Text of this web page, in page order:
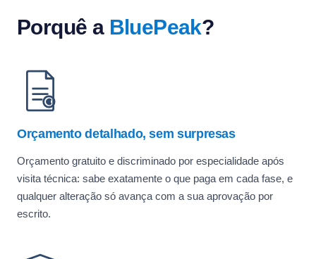
Porquê a BluePeak?
Orçamento detalhado, sem surpresas
Orçamento gratuito e discriminado por especialidade após
visita técnica: sabe exatamente o que paga em cada fase, e
qualquer alteração só avança com a sua aprovação por
escrito.